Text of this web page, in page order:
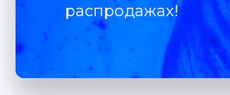
распродажах!